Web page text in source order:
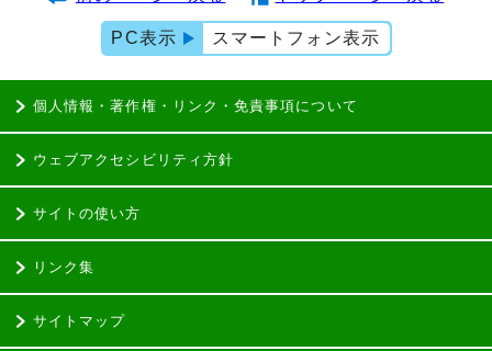
PC表示 スマートフォン表示
個人情報・著作権・リンク・免責事項について
ウェブアクセシビリティ方針
サイトの使い方
リンク集
サイトマップ